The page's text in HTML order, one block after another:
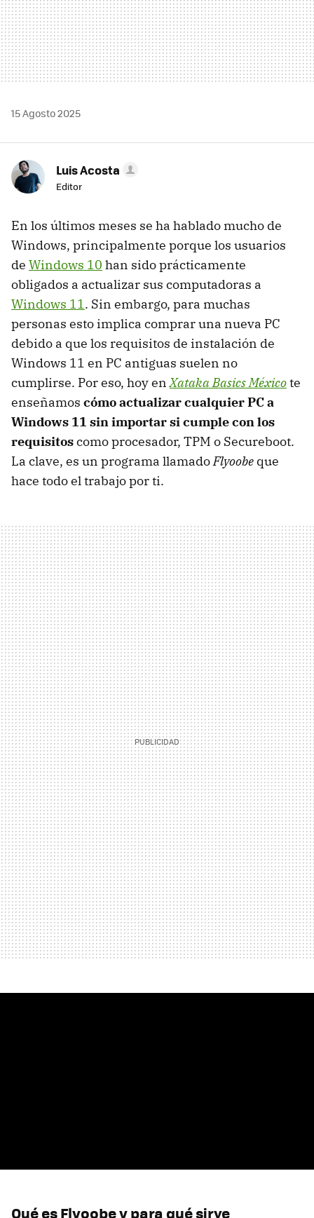
15 Agosto 2025
Luis Acosta
Editor
En los últimos meses se ha hablado mucho de
Windows, principalmente porque los usuarios
de Windows 10 han sido prácticamente
obligados a actualizar sus computadoras a
Windows 11. Sin embargo, para muchas
personas esto implica comprar una nueva PC
debido a que los requisitos de instalación de
Windows 11 en PC antiguas suelen no
cumplirse. Por eso, hoy enXataka Basics Méxicote
enseñamos cómo actualizar cualquier PC a
Windows 11 sin importar si cumple con los
requisitoscomo procesador, TPM o Secureboot.
La clave, es un programa llamadoFlyoobe que
hace todo el trabajo por ti.
Qué es Flyoobe y para qué sirve